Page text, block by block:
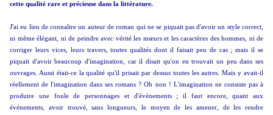
cette qualité rare et précieuse dans la littérature.
J'ai eu lieu de connaître un auteur de roman qui ne se piquait pas d'avoir un style correct,
ni même élégant, ni de peindre avec vérité les mœurs et les caractères des hommes, ni de
corriger leurs vices, leurs travers, toutes qualités dont il faisait peu de cas ; mais il se
piquait d'avoir beaucoup d'imagination, car il disait qu'on en trouvait un peu dans ses
ouvrages. Aussi était-ce la qualité qu'il prisait par dessus toutes les autres. Mais y avait-il
réellement de l'imagination dans ses romans ? Oh non ! L'imagination ne consiste pas à
produire une foule de personnages et d'événements ; il faut encore, quant aux
événements, avoir trouvé, sans longueurs, le moyen de les amener, de les rendre